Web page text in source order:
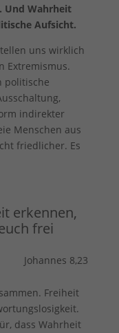
Und Wahrheit
Aufsicht.
uns wirklich
Extremismus.
politische
indirekter
Menschen aus
friedlicher. Es
erkennen,
frei
Johannes 8,23
Freiheit
dass Wahrheit